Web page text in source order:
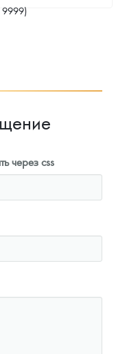
9999)
через css